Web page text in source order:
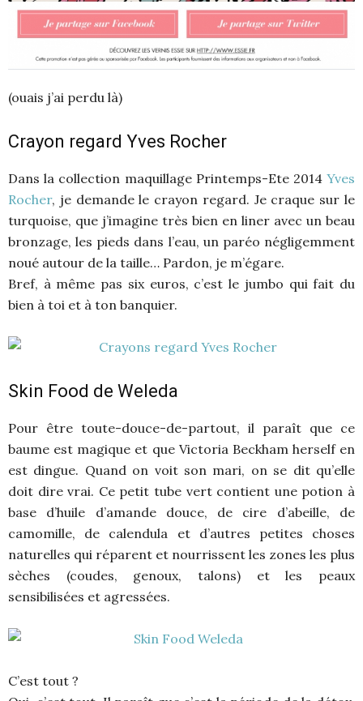
(ouais j’ai perdu là)
Crayon regard Yves Rocher
Dans la collection maquillage Printemps-Ete 2014 Yves
Rocher, je demande le crayon regard. Je craque sur le
turquoise, que j’imagine très bien en liner avec un beau
bronzage, les pieds dans l’eau, un paréo négligemment
noué autour de la taille… Pardon, je m’égare.
Bref, à même pas six euros, c’est le jumbo qui fait du
bien à toi et à ton banquier.
Skin Food de Weleda
Pour être toute-douce-de-partout, il paraît que ce
baume est magique et que Victoria Beckham herself en
est dingue. Quand on voit son mari, on se dit qu’elle
doit dire vrai. Ce petit tube vert contient une potion à
base d’huile d’amande douce, de cire d’abeille, de
camomille, de calendula et d’autres petites choses
naturelles qui réparent et nourrissent les zones les plus
sèches (coudes, genoux, talons) et les peaux
sensibilisées et agressées.
C’est tout ?